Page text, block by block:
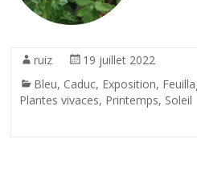
ruiz
19 juillet 2022
Bleu, Caduc, Exposition,
Plantes vivaces, Printemps, Soleil